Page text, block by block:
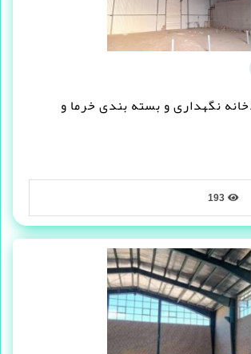
نگهداری و بسته بندی خرما و